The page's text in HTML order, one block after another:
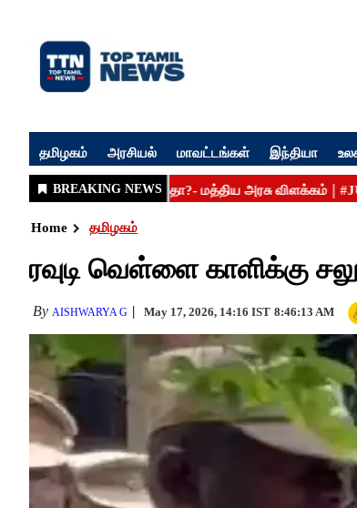
தமிழகம் அரசியல் மாவட்டங்கள் இந்தியா
Home தமிழகம்
ரவுடி வெள்ளை காளிக்கு
By AISHWARYA G May 17, 2026, 14:16 IST 8:46:13 AM